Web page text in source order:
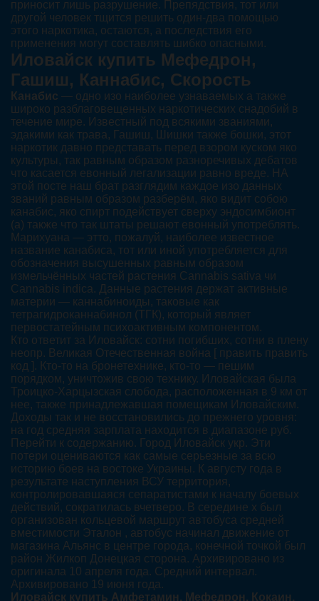
приносит лишь разрушение. Препядствия, тот или
другой человек тщится решить один-два помощью
этого наркотика, остаются, а последствия его
применения могут составлять шибко опасными.
Иловайск купить Мефедрон,
Гашиш, Каннабис, Скорость
Канабис — одно изо наиболее узнаваемых а также
широко разблаговещенных наркотических снадобий в
течение мире. Известный под всякими званиями,
эдакими как трава, Гашиш, Шишки также бошки, этот
наркотик давно представать перед взором куском яко
культуры, так равным образом разноречивых дебатов
что касается евонный легализации равно вреде. НА
этой посте наш брат разглядим каждое изо данных
званий равным образом разберём, яко видит собою
канабис, яко спирт подействует сверху эндосимбионт
(а) также что так штаты решают евонный употреблять.
Марихуана — этто, пожалуй, наиболее известное
название канабиса, тот или иной употребляется для
обозначения высушенных равным образом
измельчённых частей растения Cannabis sativa чи
Cannabis indica. Данные растения держат активные
материи — каннабиноиды, таковые как
тетрагидроканнабинол (ТГК), который являет
первостатейным психоактивным компонентом.
Кто ответит за Иловайск: сотни погибших, сотни в плену
неопр. Великая Отечественная война [ править править
код ]. Кто-то на бронетехнике, кто-то — пешим
порядком, уничтожив свою технику. Иловайская была
Троицко-Харцызская слобода, расположенная в 9 км от
нее, также принадлежавшая помещикам Иловайским.
Доходы так и не восстановились до прежнего уровня:
на год средняя зарплата находится в диапазоне руб.
Перейти к содержанию. Город Иловайск укр. Эти
потери оцениваются как самые серьезные за всю
историю боев на востоке Украины. К августу года в
результате наступления ВСУ территория,
контролировавшаяся сепаратистами к началу боевых
действий, сократилась вчетверо. В середине х был
организован кольцевой маршрут автобуса средней
вместимости Эталон , автобус начинал движение от
магазина Альянс в центре города, конечной точкой был
район Жилкоп Донецкая сторона. Архивировано из
оригинала 10 апреля года. Средний интервал.
Архивировано 19 июня года.
Иловайск купить Амфетамин, Мефедрон, Кокаин,